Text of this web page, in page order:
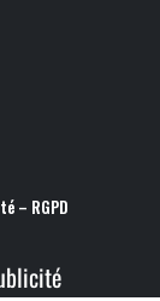
– RGPD